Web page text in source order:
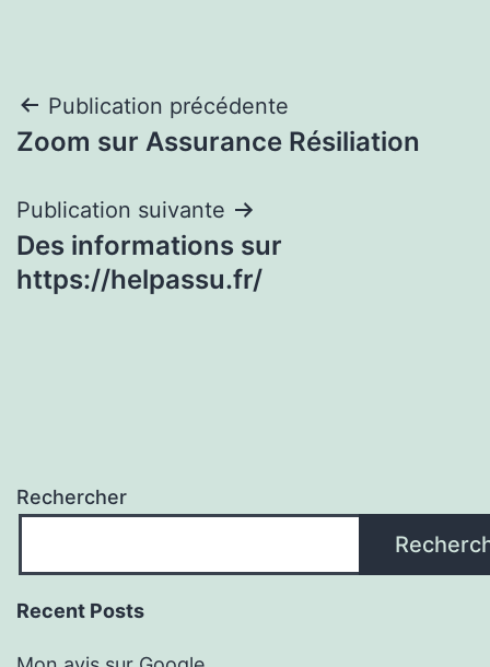
Navigation
de
l’article
Publication précédente
Zoom sur Assurance Résiliation
Publication suivante
Des informations sur
https://helpassu.fr/
Rechercher
Recent Posts